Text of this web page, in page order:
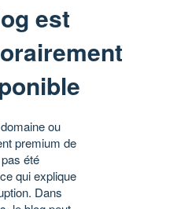
est
ou
premium de
été
qui explique
Dans